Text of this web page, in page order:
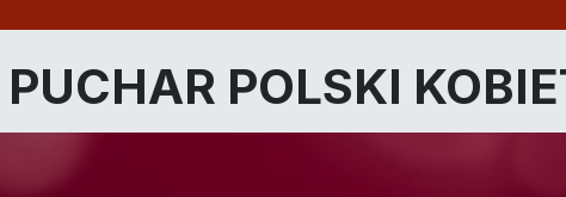
PUCHAR POLSKI